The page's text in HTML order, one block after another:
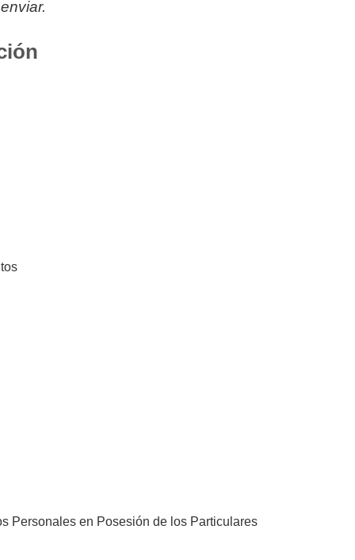
Personales en Posesión de los Particulares